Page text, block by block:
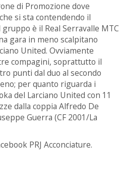
di Promozione dove
si sta contendendo il
è il Real Serravalle MTC
gara in meno scalpitano
United. Ovviamente
compagini, soprattutto il
punti dal duo al secondo
per quanto riguarda i
del Larciano United con 11
dalla coppia Alfredo De
Guerra (CF 2001/La
PRJ Acconciature.